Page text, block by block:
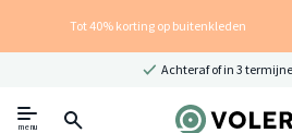
Tot 40% korting op buitenkleden
Achteraf of in 3
menu